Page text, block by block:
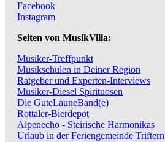
Facebook
Instagram
Seiten von MusikVilla:
Musiker-Treffpunkt
Musikschulen in Deiner Region
Ratgeber und Experten-Interviews
Musiker-Diesel Spirituosen
Die GuteLauneBand(e)
Rottaler-Bierdepot
Alpenecho - Steirische Harmonikas
Urlaub in der Feriengemeinde Triftern